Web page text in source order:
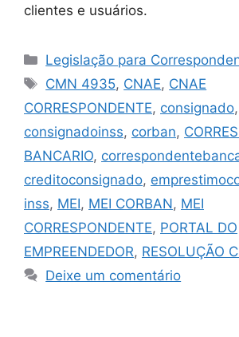
clientes e usuários.
Legislação para
CMN 4935, CNAE, CNAE
CORRESPONDENTE, consignado,
consignadoinss, corban,
BANCARIO,
creditoconsignado,
inss, MEI, MEI CORBAN, MEI
CORRESPONDENTE, PORTAL DO
EMPREENDEDOR, RESOLUÇÃO
Deixe um comentário